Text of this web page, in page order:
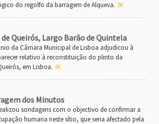
do regolfo da barragem de Alqueva.
Queirós, Largo Barão de Quintela
da Câmara Municipal de Lisboa adjudicou à
relativo à reconstituição do plinto da
em Lisboa.
dos Minutos
sondagens com o objectivo de confirmar a
humana neste sítio, que seria afectado pela